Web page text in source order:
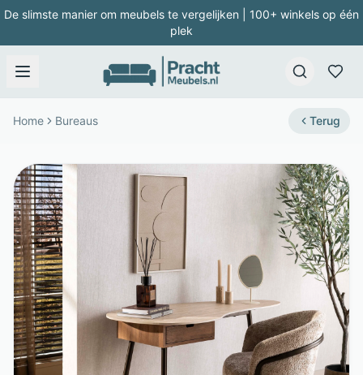
De slimste manier om meubels te vergelijken | 100+ winkels op één
plek
Home Bureaus Terug